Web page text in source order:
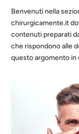
Benvenuti nella
chirurgicamente.it
contenuti preparati
che rispondono alle
questo argomento in